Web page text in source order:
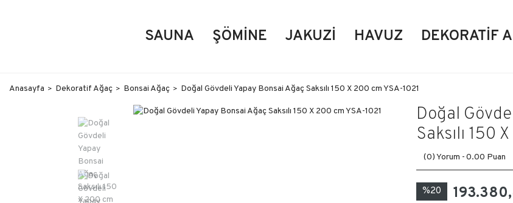
SAUNA ŞÖMINE JAKUZI HAVUZ DEKORATIF
Anasayfa Dekoratif Ağaç Bonsai Ağaç Doğal Gövdeli Yapay Bonsai Ağaç Saksılı 150 X 200 cm YSA-1021
Doğal
Saksılı 150
(0) Yorum -0.00 Puan
%20